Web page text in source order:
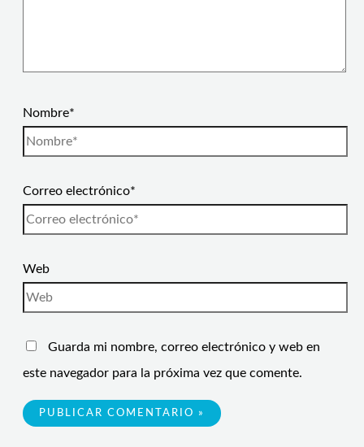
Nombre*
Correo electrónico*
Web
Guarda mi nombre, correo electrónico y web en
este navegador para la próxima vez que comente.